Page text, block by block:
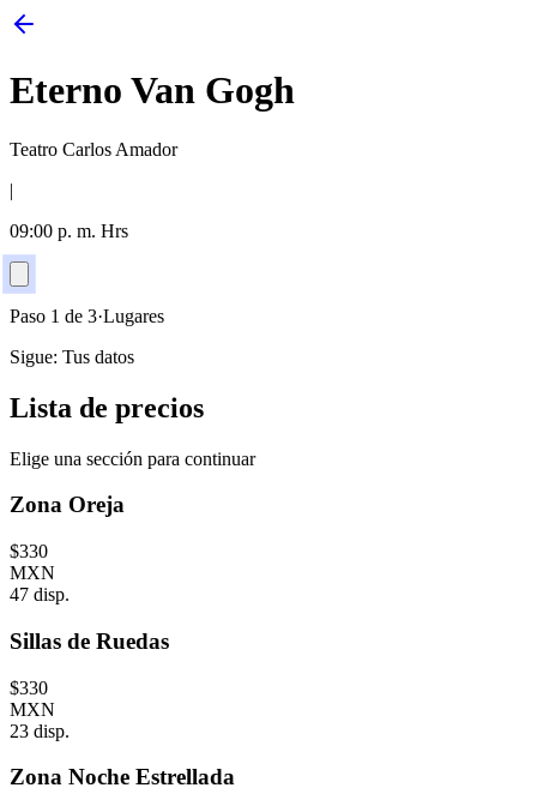
Eterno Van Gogh
Teatro Carlos Amador
|
09:00 p. m. Hrs
Paso 1 de 3·Lugares
Sigue: Tus datos
Lista de precios
Elige una sección para continuar
Zona Oreja
$330
MXN
47 disp.
Sillas de Ruedas
$330
MXN
23 disp.
Zona Noche Estrellada